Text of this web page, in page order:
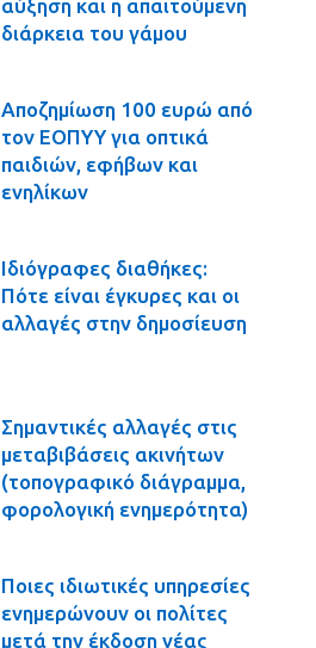
αύξηση και η απαιτούμενη
διάρκεια του γάμου
Αποζημίωση 100 ευρώ από
τον ΕΟΠΥΥ για οπτικά
παιδιών, εφήβων και
ενηλίκων
Ιδιόγραφες διαθήκες:
Πότε είναι έγκυρες και οι
αλλαγές στην δημοσίευση
Σημαντικές αλλαγές στις
μεταβιβάσεις ακινήτων
(τοπογραφικό διάγραμμα,
φορολογική ενημερότητα)
Ποιες ιδιωτικές υπηρεσίες
ενημερώνουν οι πολίτες
μετά την έκδοση νέας